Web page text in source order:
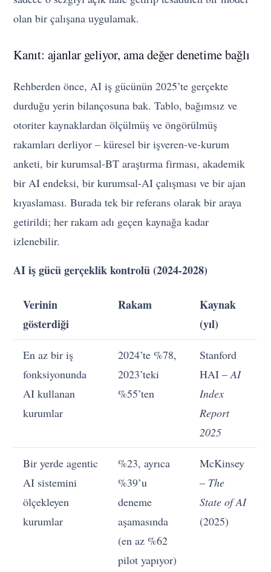
olan bir çalışana uygulamak.
Kanıt: ajanlar geliyor, ama değer denetime bağlı
Rehberden önce, AI iş gücünün 2025’te gerçekte
durduğu yerin bilançosuna bak. Tablo, bağımsız ve
otoriter kaynaklardan ölçülmüş ve öngörülmüş
rakamları derliyor – küresel bir işveren-ve-kurum
anketi, bir kurumsal-BT araştırma firması, akademik
bir AI endeksi, bir kurumsal-AI çalışması ve bir ajan
kıyaslaması. Burada tek bir referans olarak bir araya
getirildi; her rakam adı geçen kaynağa kadar
izlenebilir.
AI iş gücü gerçeklik kontrolü (2024-2028)
Verinin
gösterdiği
Rakam
Kaynak
(yıl)
En az bir iş
fonksiyonunda
AI kullanan
kurumlar
2024’te %78,
2023’teki
%55’ten
Stanford
HAI –AI
Index
Report
2025
Bir yerde agentic
AI sistemini
ölçekleyen
kurumlar
%23, ayrıca
%39’u
deneme
aşamasında
(en az %62
pilot yapıyor)
McKinsey
– The
State of AI
(2025)